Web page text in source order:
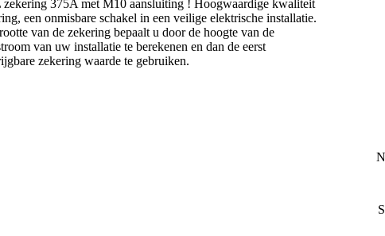
375A met M10 aansluiting ! Hoogwaardige kwaliteit
een onmisbare schakel in een veilige elektrische installatie.
van de zekering bepaalt u door de hoogte van de
van uw installatie te berekenen en dan de eerst
zekering waarde te gebruiken.